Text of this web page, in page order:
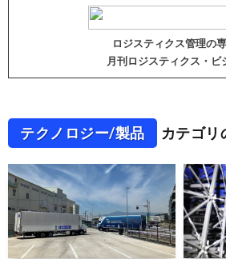
ロジスティクス管理の
月刊ロジスティクス・ビ
テクノロジー/製品 カテゴリ